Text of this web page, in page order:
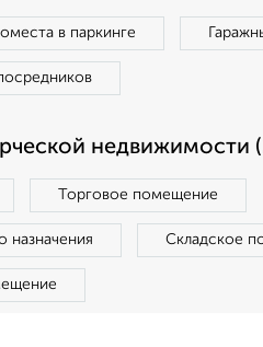
в паркинге
недвижимости
Торговое помещение
назначения Складское